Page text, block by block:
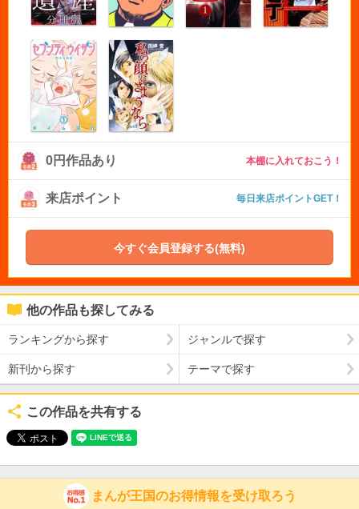
0円作品あり 本棚に入れておこう！
来店ポイント 毎日来店ポイントGET！
今すぐ会員登録する(無料)
他の作品も探してみる
ランキングから探す ジャンルで探す
新刊から探す テーマで探す
この作品を共有する
まんが王国のお得情報を受け取ろう